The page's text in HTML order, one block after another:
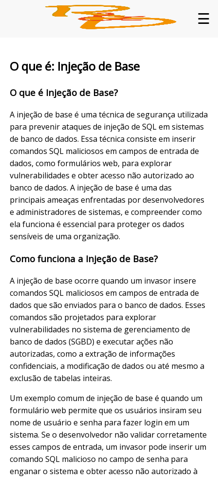
☰
O que é: Injeção de Base
O que é Injeção de Base?
A injeção de base é uma técnica de segurança utilizada
para prevenir ataques de injeção de SQL em sistemas
de banco de dados. Essa técnica consiste em inserir
comandos SQL maliciosos em campos de entrada de
dados, como formulários web, para explorar
vulnerabilidades e obter acesso não autorizado ao
banco de dados. A injeção de base é uma das
principais ameaças enfrentadas por desenvolvedores
e administradores de sistemas, e compreender como
ela funciona é essencial para proteger os dados
sensíveis de uma organização.
Como funciona a Injeção de Base?
A injeção de base ocorre quando um invasor insere
comandos SQL maliciosos em campos de entrada de
dados que são enviados para o banco de dados. Esses
comandos são projetados para explorar
vulnerabilidades no sistema de gerenciamento de
banco de dados (SGBD) e executar ações não
autorizadas, como a extração de informações
confidenciais, a modificação de dados ou até mesmo a
exclusão de tabelas inteiras.
Um exemplo comum de injeção de base é quando um
formulário web permite que os usuários insiram seu
nome de usuário e senha para fazer login em um
sistema. Se o desenvolvedor não validar corretamente
esses campos de entrada, um invasor pode inserir um
comando SQL malicioso no campo de senha para
enganar o sistema e obter acesso não autorizado à